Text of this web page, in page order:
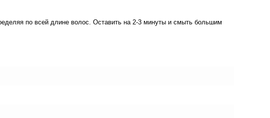
по всей длине волос. Оставить на 2-3 минуты и смыть большим